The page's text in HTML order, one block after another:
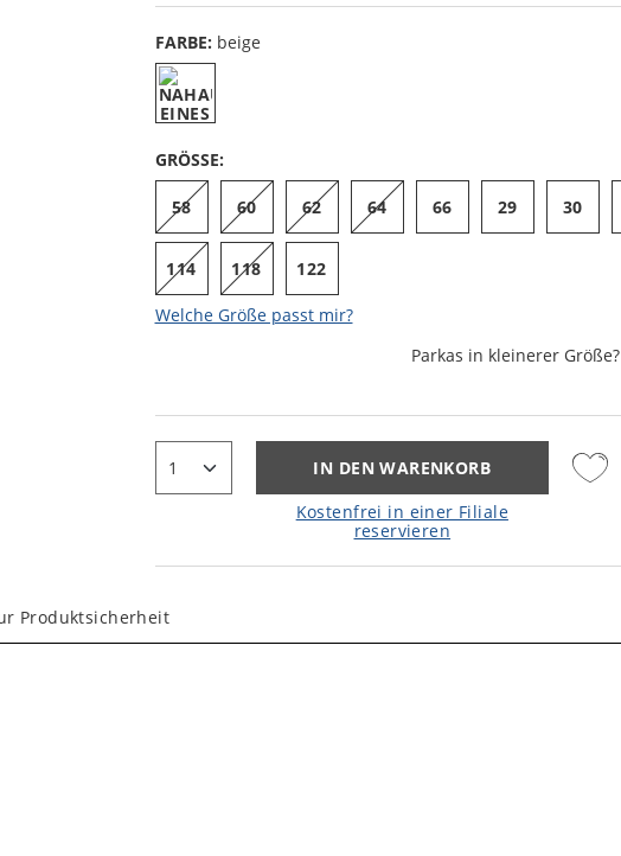
FARBE: beige
GRÖSSE:
58 60 62 64 66 29 30
114 118 122
Welche Größe passt mir?
Parkas in kleinerer Größe?
IN DEN WARENKORB
Kostenfrei in einer Filiale
reservieren
Produktsicherheit